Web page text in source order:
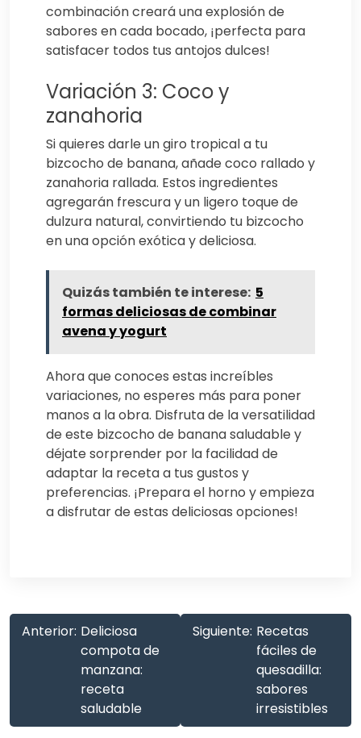
combinación creará una explosión de
sabores en cada bocado, ¡perfecta para
satisfacer todos tus antojos dulces!
Variación 3: Coco y
zanahoria
Si quieres darle un giro tropical a tu
bizcocho de banana, añade coco rallado y
zanahoria rallada. Estos ingredientes
agregarán frescura y un ligero toque de
dulzura natural, convirtiendo tu bizcocho
en una opción exótica y deliciosa.
Quizás también te interese: 5
formas deliciosas de combinar
avena y yogurt
Ahora que conoces estas increíbles
variaciones, no esperes más para poner
manos a la obra. Disfruta de la versatilidad
de este bizcocho de banana saludable y
déjate sorprender por la facilidad de
adaptar la receta a tus gustos y
preferencias. ¡Prepara el horno y empieza
a disfrutar de estas deliciosas opciones!
Anterior: Deliciosa
compota de
manzana:
receta
saludable
Siguiente: Recetas
fáciles de
quesadilla:
sabores
irresistibles